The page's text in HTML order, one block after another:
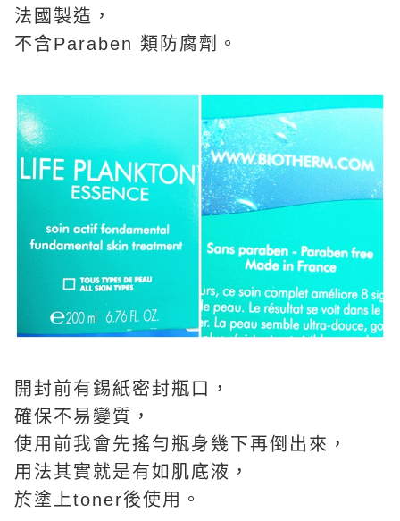
法國製造，
不含Paraben 類防腐劑。
開封前有錫紙密封瓶口，
確保不易變質，
使用前我會先搖勻瓶身幾下再倒出來，
用法其實就是有如肌底液，
於塗上toner後使用。